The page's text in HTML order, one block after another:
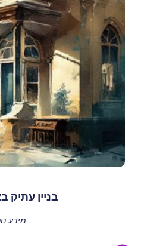
בניין עתיק
מידע